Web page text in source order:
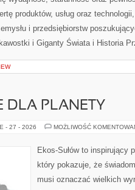
produktów, usług oraz
i przedsiębiorstw
i Giganty Świata i Historia
DLA PLANETY
- 27 - 2026 MOŻLIWOŚĆ
Ekos-Sułów to inspirujący
który pokazuje, że
musi oznaczać wielkich